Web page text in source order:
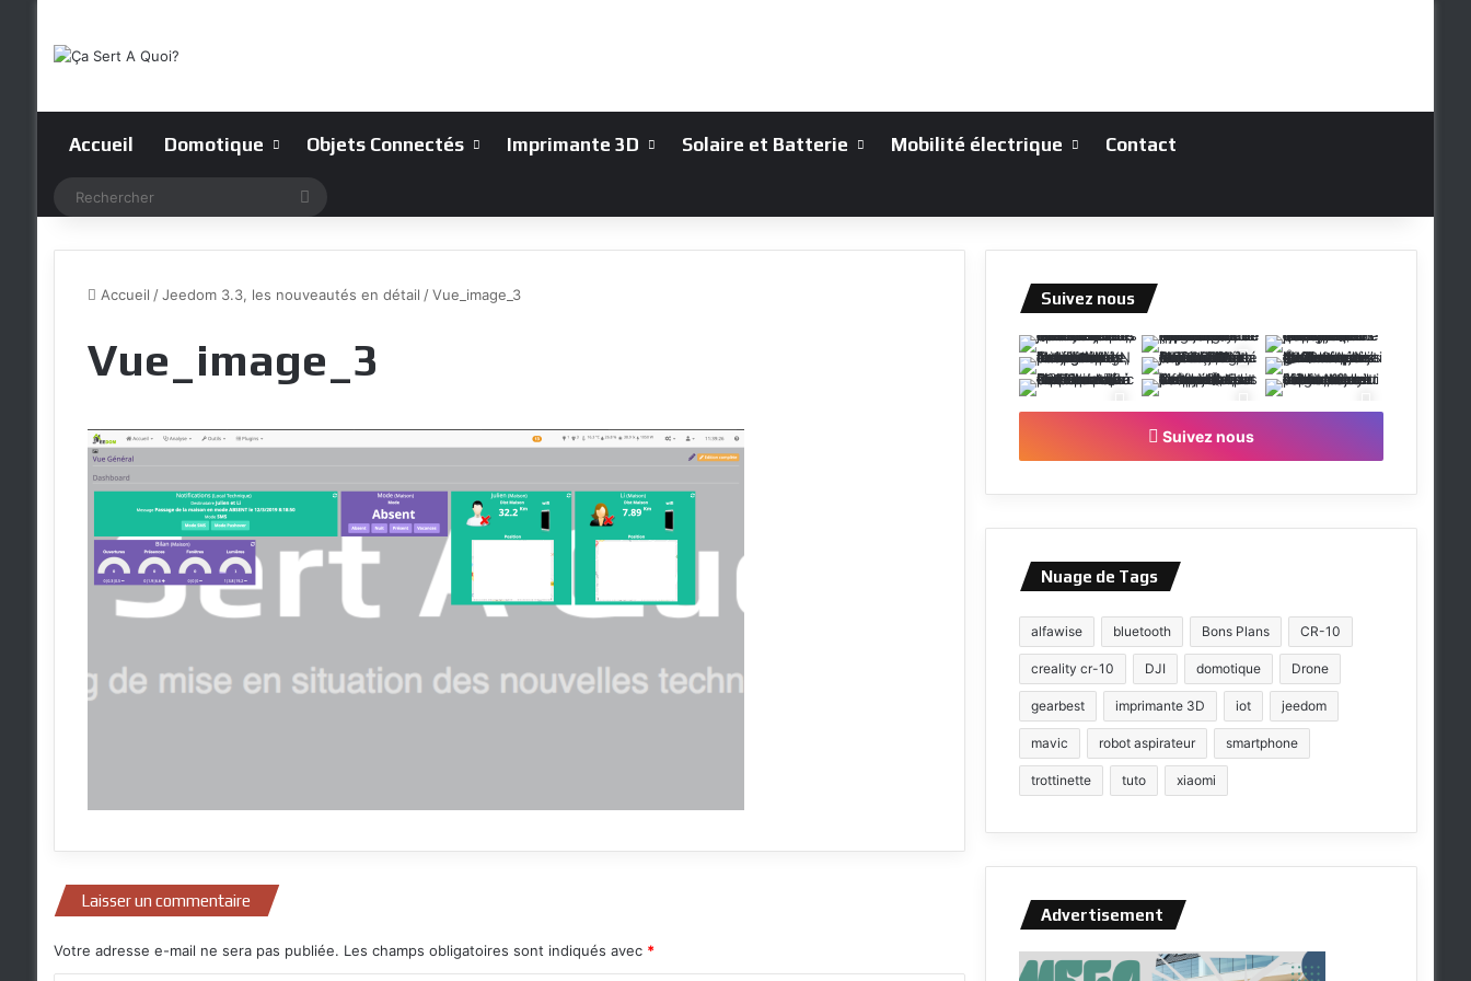
Accueil Domotique Objets Connectés Imprimante 3D Solaire et Batterie Mobilité électrique Contact
Accueil / Jeedom 3.3, les nouveautés en détail / Vue_image_3
Vue_image_3
Laisser un commentaire
Votre adresse e-mail ne sera pas publiée. Les champs obligatoires sont indiqués avec *
Suivez nous
Suivez nous
Nuage de Tags
alfawise bluetooth Bons Plans CR-10
creality cr-10 DJI domotique Drone
gearbest imprimante 3D iot jeedom
mavic robot aspirateur smartphone
trottinette tuto xiaomi
Advertisement